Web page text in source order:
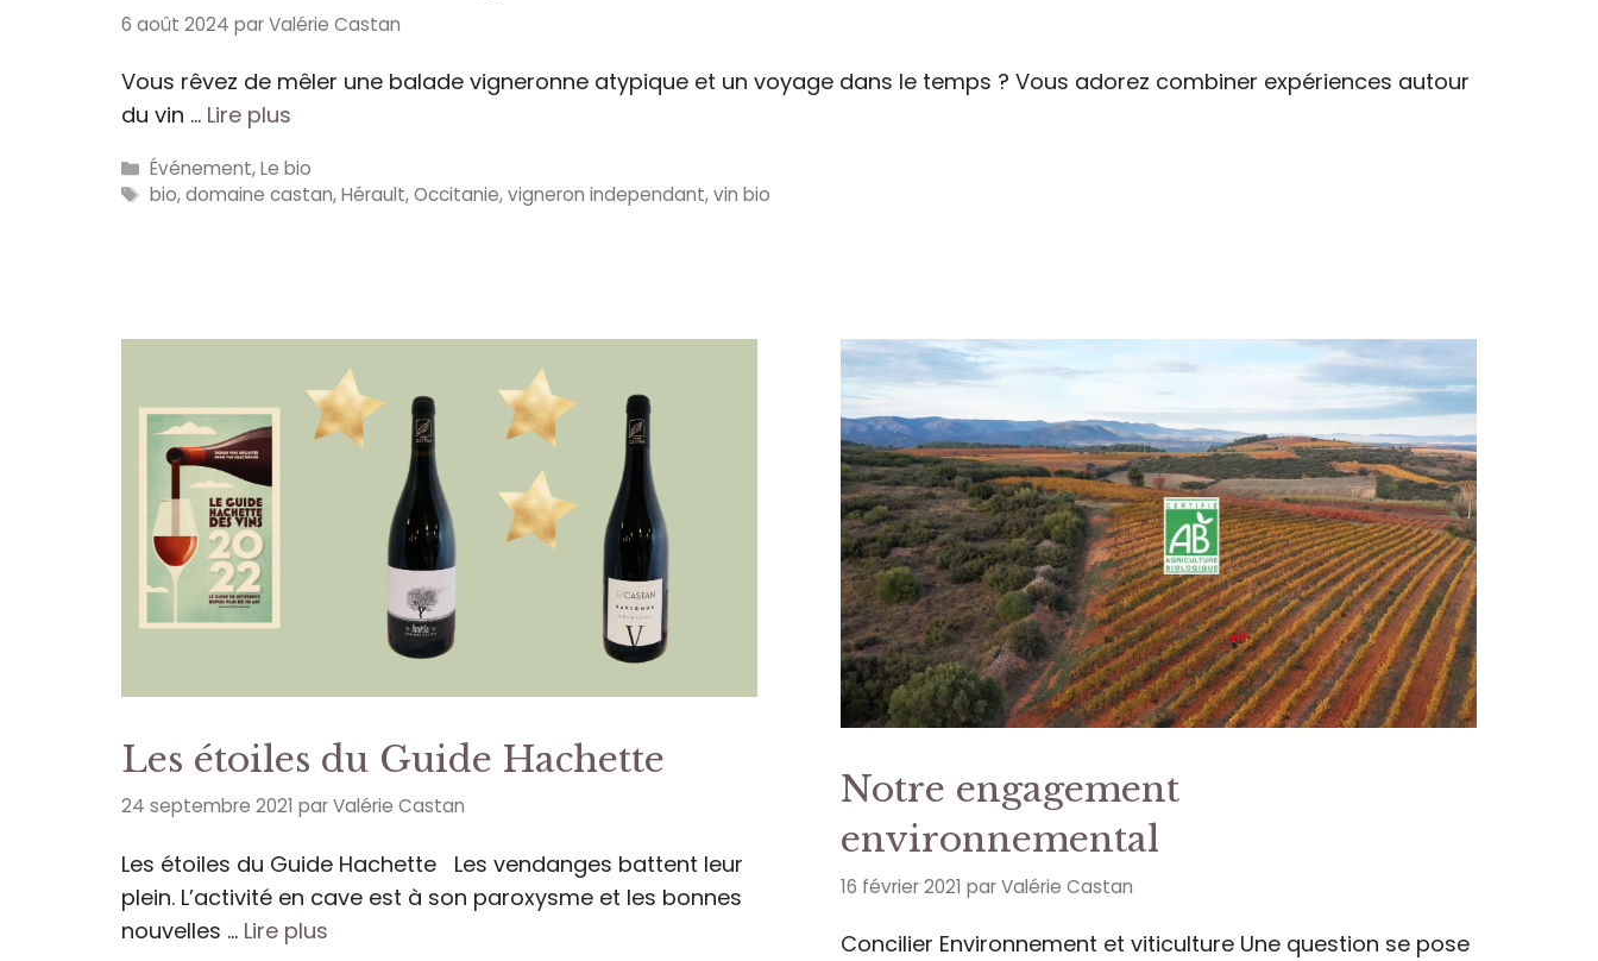
6 août 2024 parValérie Castan
Vous rêvez de mêler une balade vigneronne atypique et un voyage dans le temps ? Vous adorez combiner expériences autour
du vin … Lire plus
Catégories
Événement,Le bio
Étiquettes
bio,domaine castan,Hérault,Occitanie,vigneron independant,vin bio
Les étoiles du Guide Hachette
24 septembre 2021 parValérie Castan
Les étoiles du Guide Hachette Les vendanges battent leur
plein. L’activité en cave est à son paroxysme et les bonnes
nouvelles … Lire plus
Notre engagement
environnemental
16 février 2021 parValérie Castan
Concilier Environnement et viticulture Une question se pose